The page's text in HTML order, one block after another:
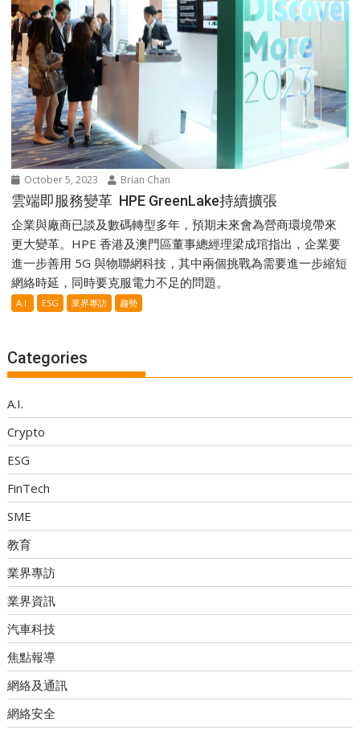
October 5, 2023 Brian Chan
雲端即服務變革 HPE GreenLake持續擴張
企業與廠商已談及數碼轉型多年，預期未來會為營商環境帶來
更大變革。HPE 香港及澳門區董事總經理梁成琯指出，企業要
進一步善用 5G 與物聯網科技，其中兩個挑戰為需要進一步縮短
網絡時延，同時要克服電力不足的問題。
A.I. ESG 業界專訪 趨勢
Categories
A.I.
Crypto
ESG
FinTech
SME
教育
業界專訪
業界資訊
汽車科技
焦點報導
網絡及通訊
網絡安全